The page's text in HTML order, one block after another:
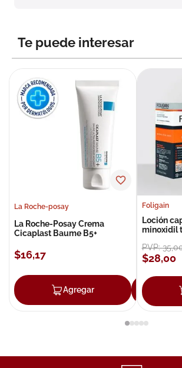
Te puede interesar
La Roche-posay
La Roche-Posay Crema
Cicaplast Baume B5+
$16,17
Agregar
Foligain
Loción
minoxidil
PVP:35,
$28,00